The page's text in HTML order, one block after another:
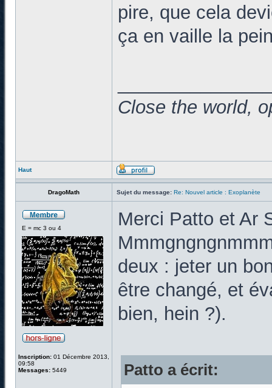
pire, que cela
ça en vaille la
Close the world,
Haut
DragoMath Sujet du message: Re: Nouvel article : Exoplanète
E = mc 3 ou 4
Inscription: 01 Décembre 2013,
09:58
Messages: 5449
Merci Patto et Ar
deux : jeter un
être changé, et
bien, hein ?).
Patto a écrit: